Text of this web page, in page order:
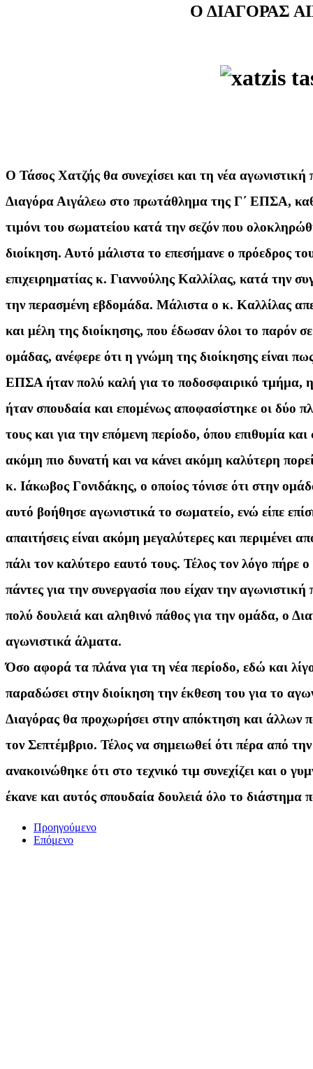
Ο ΔΙΑΓΟΡΑΣ
Ο Τάσος Χατζής θα συνεχίσει και τη νέα
Διαγόρα Αιγάλεω στο πρωτάθλημα της Γ΄ ΕΠΣΑ,
τιμόνι του σωματείου κατά την σεζόν που
διοίκηση. Αυτό μάλιστα το επεσήμανε ο πρόεδρος
επιχειρηματίας κ. Γιαννούλης Καλλίλας, κατά την
την περασμένη εβδομάδα. Μάλιστα ο κ. Καλλίλας
και μέλη της διοίκησης, που έδωσαν όλοι το παρόν
ομάδας, ανέφερε ότι η γνώμη της διοίκησης είναι
ΕΠΣΑ ήταν πολύ καλή για το ποδοσφαιρικό τμήμα,
ήταν σπουδαία και επομένως αποφασίστηκε οι δύο
τους και για την επόμενη περίοδο, όπου επιθυμία
ακόμη πιο δυνατή και να κάνει ακόμη καλύτερη
κ. Ιάκωβος Γονιδάκης, ο οποίος τόνισε ότι στην
αυτό βοήθησε αγωνιστικά το σωματείο, ενώ είπε
απαιτήσεις είναι ακόμη μεγαλύτερες και περιμένει
πάλι τον καλύτερο εαυτό τους. Τέλος τον λόγο πήρε
πάντες για την συνεργασία που είχαν την
πολύ δουλειά και αληθινό πάθος για την ομάδα, ο
αγωνιστικά άλματα.
Όσο αφορά τα πλάνα για τη νέα περίοδο, εδώ και
παραδώσει στην διοίκηση την έκθεση του για το
Διαγόρας θα προχωρήσει στην απόκτηση και άλλων
τον Σεπτέμβριο. Τέλος να σημειωθεί ότι πέρα από
ανακοινώθηκε ότι στο τεχνικό τιμ συνεχίζει και ο
έκανε και αυτός σπουδαία δουλειά όλο το διάστημα
Προηγούμενο
Επόμενο